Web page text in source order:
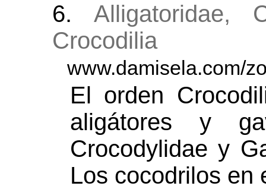
6. Alligatoridae,
Crocodilia
www.damisela.com/
El orden
aligátores y
Crocodylidae y
Los cocodrilos en